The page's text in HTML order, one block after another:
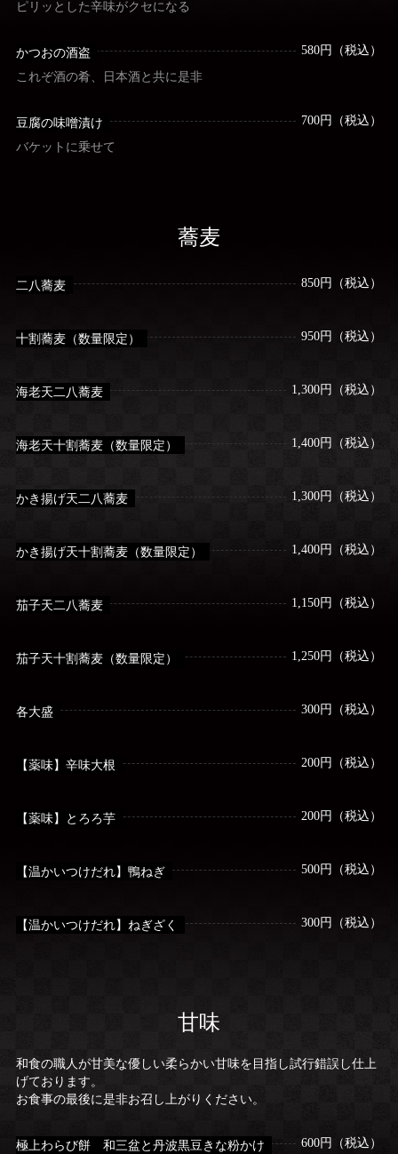
ピリッとした辛味がクセになる
かつおの酒盗
これぞ酒の肴、日本酒と共に是非
580円（税込）
豆腐の味噌漬け
バケットに乗せて
700円（税込）
蕎麦
二八蕎麦 850円（税込）
十割蕎麦（数量限定） 950円（税込）
海老天二八蕎麦 1,300円（税込）
海老天十割蕎麦（数量限定） 1,400円（税込）
かき揚げ天二八蕎麦 1,300円（税込）
かき揚げ天十割蕎麦（数量限定） 1,400円（税込）
茄子天二八蕎麦 1,150円（税込）
茄子天十割蕎麦（数量限定） 1,250円（税込）
各大盛 300円（税込）
【薬味】辛味大根 200円（税込）
【薬味】とろろ芋 200円（税込）
【温かいつけだれ】鴨ねぎ 500円（税込）
【温かいつけだれ】ねぎざく 300円（税込）
甘味
和食の職人が甘美な優しい柔らかい甘味を目指し試行錯誤し仕上
げております。
お食事の最後に是非お召し上がりください。
極上わらび餅 和三盆と丹波黒豆きな粉かけ 600円（税込）